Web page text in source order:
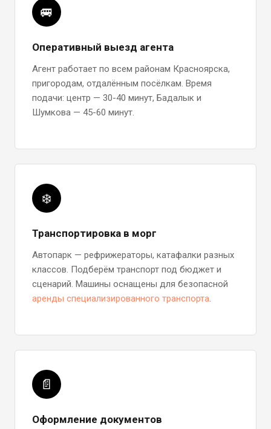
🚐
Оперативный выезд агента
Агент работает по всем районам Красноярска,
пригородам, отдалённым посёлкам. Время
подачи: центр — 30-40 минут, Бадалык и
Шумкова — 45-60 минут.
❄️
Транспортировка в морг
Автопарк — рефрижераторы, катафалки разных
классов. Подберём транспорт под бюджет и
сценарий. Машины оснащены для безопасной
аренды специализированного транспорта.
📄
Оформление документов